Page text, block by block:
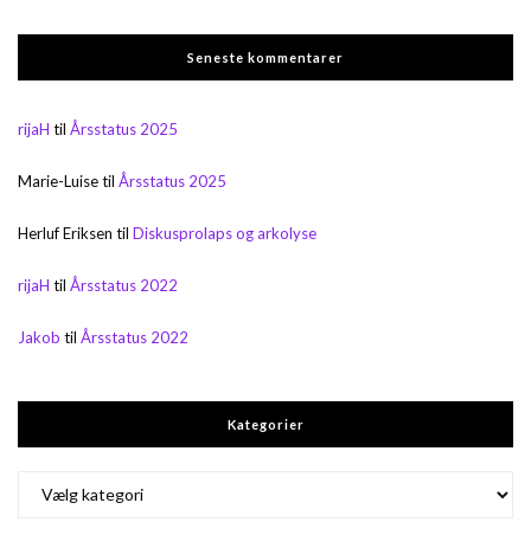
Seneste kommentarer
rijaH til Årsstatus 2025
Marie-Luisetil Årsstatus 2025
Herluf Eriksen til Diskusprolaps og arkolyse
rijaH til Årsstatus 2022
Jakob til Årsstatus 2022
Kategorier